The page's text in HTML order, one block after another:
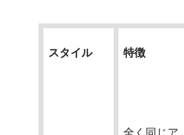
スタイル 特徴
全く同じア